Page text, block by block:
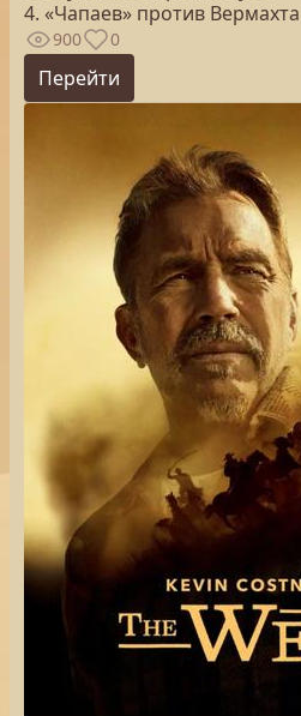
4. «Чапаев» против Вермахта
900 0
Перейти